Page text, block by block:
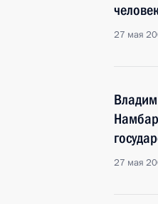
27 мая
27 мая